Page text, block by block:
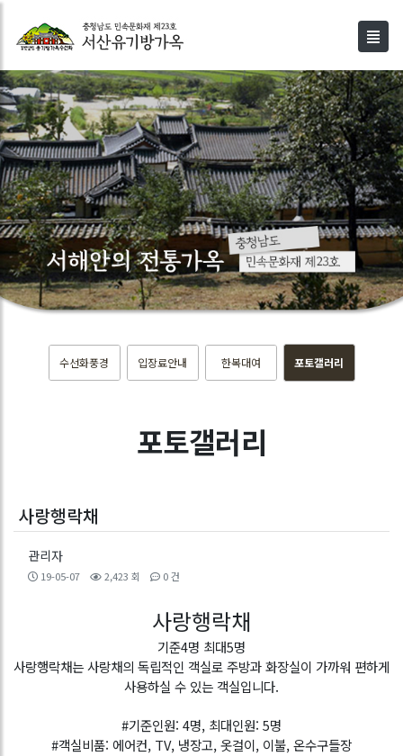
수선화풍경 입장료안내 한복대여 포토갤러리
포토갤러리
사랑행락채
관리자
19-05-07 2,423 회 0 건
사랑행락채
기준4명 최대5명
사랑행락채는 사랑채의 독립적인 객실로 주방과 화장실이 가까워 편하게
사용하실 수 있는 객실입니다.
#기준인원: 4명, 최대인원: 5명
#객실비품: 에어컨, TV, 냉장고, 옷걸이, 이불, 온수구들장